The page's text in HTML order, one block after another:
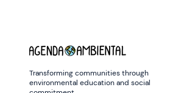
Transforming communities through
environmental education and social